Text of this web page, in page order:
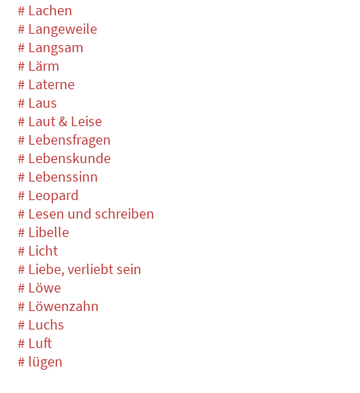
# Lachen
# Langeweile
# Langsam
# Lärm
# Laterne
# Laus
# Laut & Leise
# Lebensfragen
# Lebenskunde
# Lebenssinn
# Leopard
# Lesen und schreiben
# Libelle
# Licht
# Liebe, verliebt sein
# Löwe
# Löwenzahn
# Luchs
# Luft
# lügen